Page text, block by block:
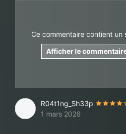
Ce commentaire contient un
Afficher le
R04t1ng_Sh33p
1 mars 2026